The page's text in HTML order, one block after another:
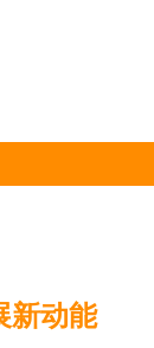
新动能